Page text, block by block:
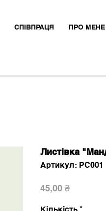
СПІВПРАЦЯ ПРО МЕНЕ
Листівка
Артикул: PC001
45,00 ₴Ціна